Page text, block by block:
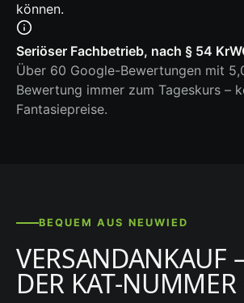
können.
Seriöser Fachbetrieb, nach § 54
Über 60 Google-Bewertungen mit
Bewertung immer zum Tageskurs –
Fantasiepreise.
BEQUEM AUS NEUWIED
VERSANDANKAUF
DER KAT-